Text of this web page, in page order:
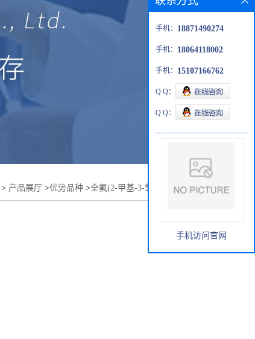
> 产品展厅 >优势品种 >全氟(2-甲基-3-氧杂己基)氟化物
手机： 18871490274
手机： 18064118002
手机： 15107166762
Q Q：
Q Q：
手机访问官网